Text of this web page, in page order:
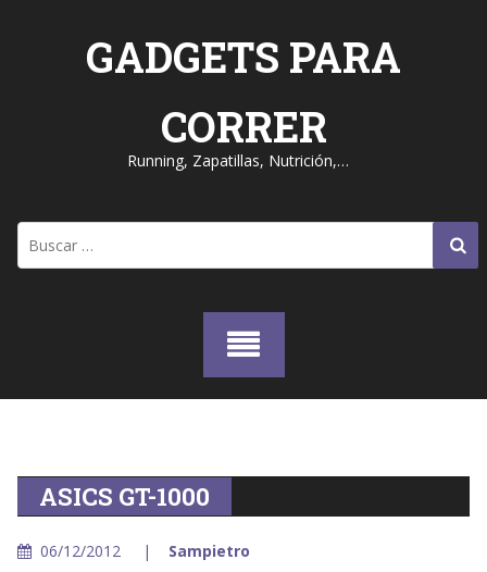
GADGETS PARA
CORRER
Running, Zapatillas, Nutrición,…
ASICS GT-1000
06/12/2012 Sampietro